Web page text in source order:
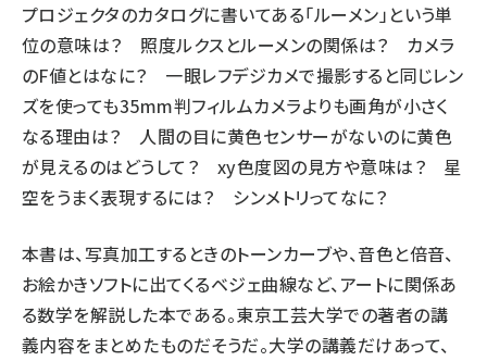
プロジェクタのカタログに書いてある「ルーメン」という単
位の意味は？ 照度ルクスとルーメンの関係は？ カメラ
のF値とはなに？ 一眼レフデジカメで撮影すると同じレン
ズを使っても35mm判フィルムカメラよりも画角が小さく
なる理由は？ 人間の目に黄色センサーがないのに黄色
が見えるのはどうして？ xy色度図の見方や意味は？ 星
空をうまく表現するには？ シンメトリってなに？
本書は、写真加工するときのトーンカーブや、音色と倍音、
お絵かきソフトに出てくるベジェ曲線など、アートに関係あ
る数学を解説した本である。東京工芸大学での著者の講
義内容をまとめたものだそうだ。大学の講義だけあって、